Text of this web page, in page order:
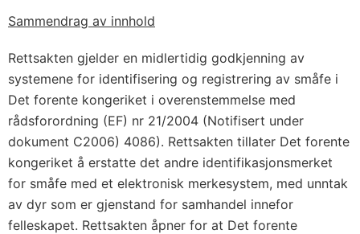
Sammendrag av innhold
Rettsakten gjelder en midlertidig godkjenning av
systemene for identifisering og registrering av småfe i
Det forente kongeriket i overenstemmelse med
rådsforordning (EF) nr 21/2004 (Notifisert under
dokument C2006) 4086). Rettsakten tillater Det forente
kongeriket å erstatte det andre identifikasjonsmerket
for småfe med et elektronisk merkesystem, med unntak
av dyr som er gjenstand for samhandel innefor
felleskapet. Rettsakten åpner for at Det forente